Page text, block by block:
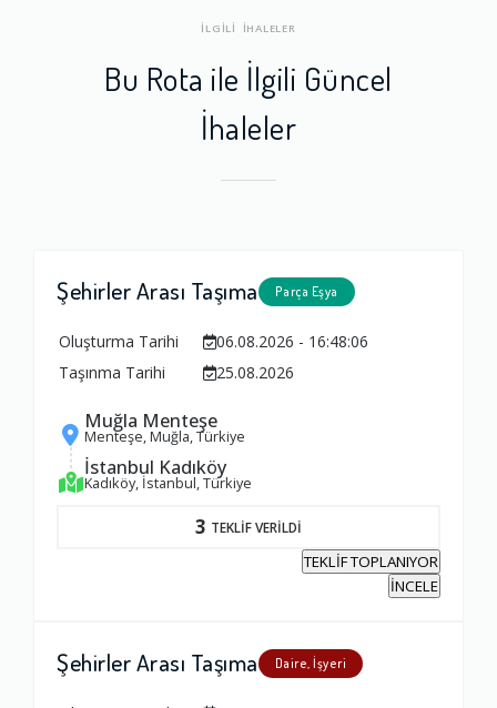
İLGİLİ İHALELER
Bu Rota ile İlgili Güncel
İhaleler
Şehirler Arası Taşıma Parça Eşya
Oluşturma Tarihi
06.08.2026 - 16:48:06
Taşınma Tarihi
25.08.2026
Muğla Menteşe
Menteşe, Muğla, Türkiye
İstanbul Kadıköy
Kadıköy, İstanbul, Türkiye
3 TEKLİF VERİLDİ
TEKLİF TOPLANIYOR
İNCELE
Şehirler Arası Taşıma Daire, İşyeri